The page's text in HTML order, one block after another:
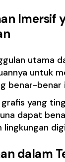
Imersif
utama
untuk
benar-benar
yang
dapat
dalam